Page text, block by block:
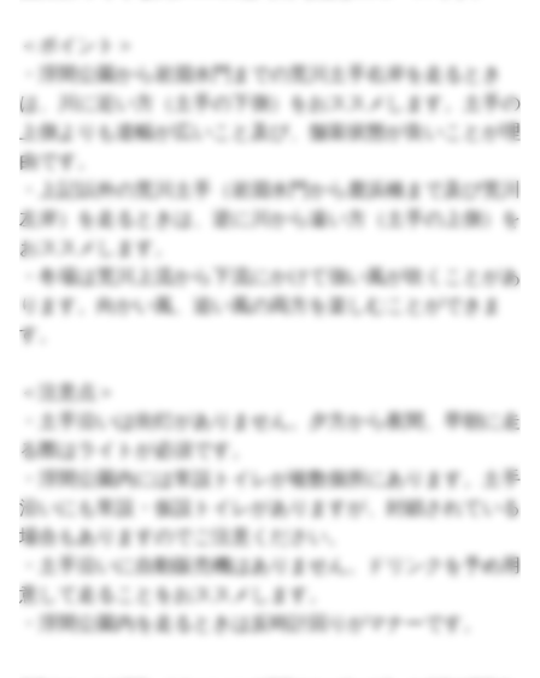
＜ポイント＞
・浮間公園から岩淵水門までの荒川土手右岸を走るとき
は、川に近い方（土手の下側）をおススメします。土手の
上側よりも道幅が広いこと及び、舗装状態が良いことが理
由です。
・上記以外の荒川土手（岩淵水門から鹿浜橋まで及び荒川
左岸）を走るときは、逆に川から遠い方（土手の上側）を
おススメします。
・冬場は荒川上流から下流にかけて強い風が吹くことがあ
ります。向かい風、追い風の両方を楽しむことができま
す。
＜注意点＞
・土手沿いは街灯がありません。夕方から夜間、早朝に走
る際はライトが必須です。
・浮間公園内には常設トイレが複数個所にあります。土手
沿いにも常設・仮設トイレがありますが、封鎖されている
場合もありますのでご注意ください。
・土手沿いに自動販売機はありません。ドリンクを予め用
意して走ることをおススメします。
・浮間公園内を走るときは反時計回りがマナーです。